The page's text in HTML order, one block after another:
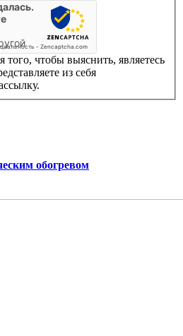
- Zencaptcha.com
того, чтобы выяснить, являетесь
из себя
обогревом